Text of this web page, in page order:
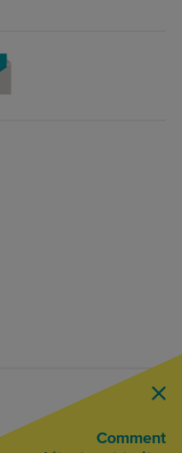
Comment